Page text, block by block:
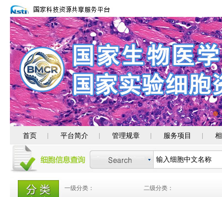
首页 平台简介 管理规章 服务项目
一级分类： 二级分类：